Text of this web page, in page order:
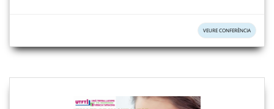
VEURE CONFERÈNCIA